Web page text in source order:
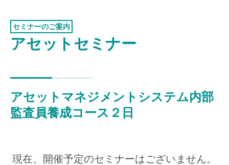
セミナーのご案内
アセットセミナー
アセットマネジメントシステム内部
監査員養成コース２日
現在、開催予定のセミナーはございません。
環境マネジメント
品質マネジメント
情報セキュリティマネジメント
ISMSクラウドセキュリティ
ISMS-PIMS
事業継続マネジメント